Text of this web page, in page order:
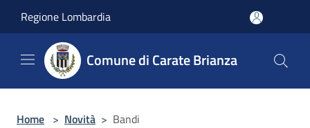
Regione Lombardia
Comune di Carate Brianza
Home > Novità > Bandi